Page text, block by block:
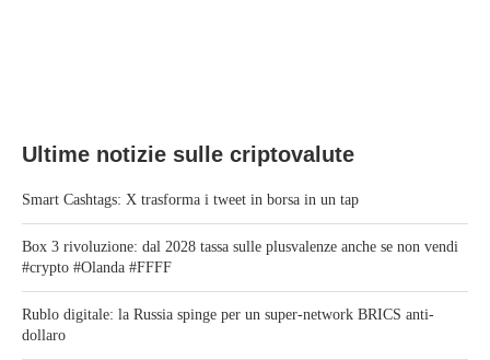
Ultime notizie sulle criptovalute
Smart Cashtags: X trasforma i tweet in borsa in un tap
Box 3 rivoluzione: dal 2028 tassa sulle plusvalenze anche se non vendi
#crypto #Olanda #FFFF
Rublo digitale: la Russia spinge per un super-network BRICS anti-
dollaro